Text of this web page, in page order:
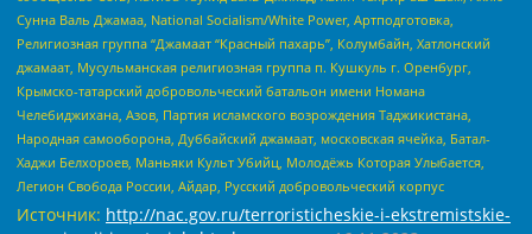
Сунна Валь Джамаа, National Socialism/White Power, Артподготовка,
Религиозная группа “Джамаат “Красный пахарь”, Колумбайн, Хатлонский
джамаат, Мусульманская религиозная группа п. Кушкуль г. Оренбург,
Крымско-татарский добровольческий батальон имени Номана
Челебиджихана, Азов, Партия исламского возрождения Таджикистана,
Народная самооборона, Дуббайский джамаат, московская ячейка, Батал-
Хаджи Белхороев, Маньяки Культ Убийц, Молодёжь Которая Улыбается,
Легион Свобода России, Айдар, Русский добровольческий корпус
Источник: http://nac.gov.ru/terroristicheskie-i-ekstremistskie-